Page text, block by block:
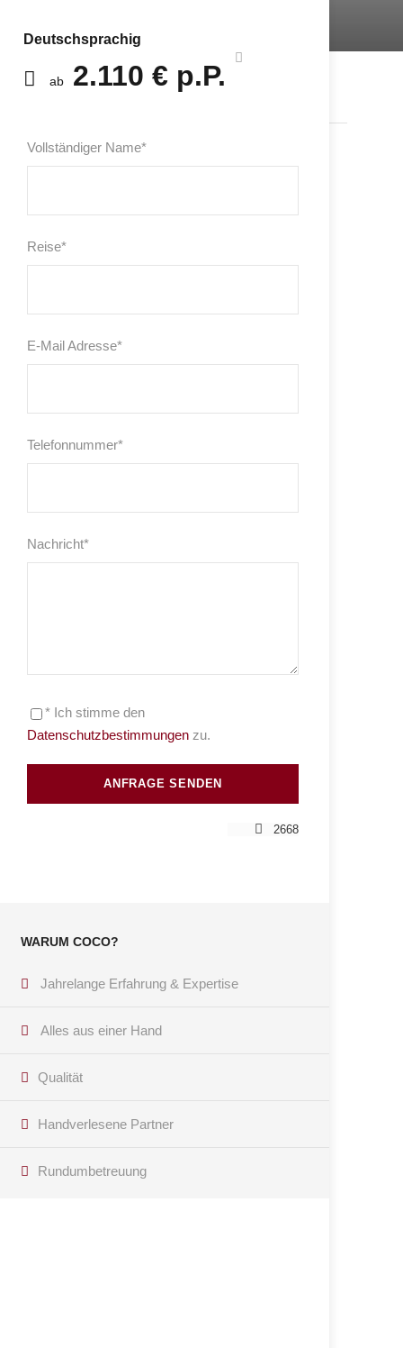
Deutschsprachig
ab 2.110 € p.P.
Vollständiger Name*
Reise*
E-Mail Adresse*
Telefonnummer*
Nachricht*
* Ich stimme den
Datenschutzbestimmungen zu.
2668
WARUM COCO?
Jahrelange Erfahrung & Expertise
Alles aus einer Hand
Qualität
Handverlesene Partner
Rundumbetreuung